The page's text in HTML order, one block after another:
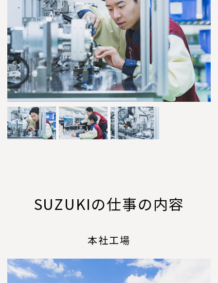
SUZUKIの仕事の内容
本社工場